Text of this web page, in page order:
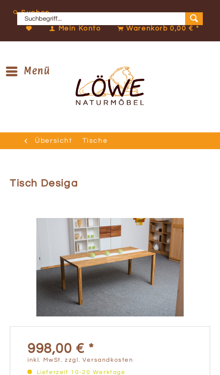
Suchen
Mein Konto Warenkorb0,00 € *
Menü
Übersicht Tische
Tisch Desiga
998,00 € *
inkl. MwSt.zzgl. Versandkosten
Lieferzeit 10-20 Werktage